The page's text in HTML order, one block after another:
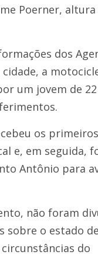
Poerner,
dos
a
um jovem de
os
e, em seguida,
Antônio para
não foram
sobre o estado
do